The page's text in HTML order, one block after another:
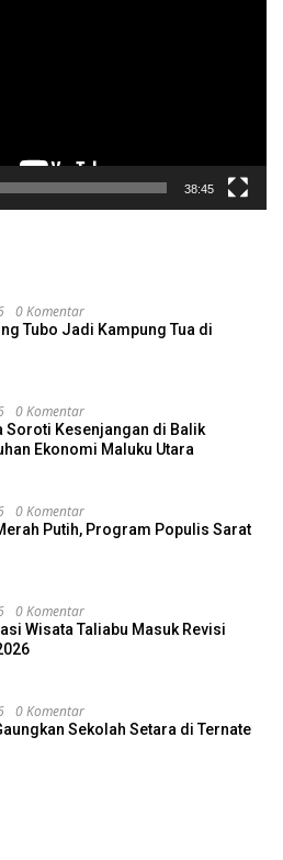
38:45
0 Komentar
Tubo Jadi Kampung Tua di
0 Komentar
Soroti Kesenjangan di Balik
Ekonomi Maluku Utara
0 Komentar
Putih, Program Populis Sarat
0 Komentar
Wisata Taliabu Masuk Revisi
0 Komentar
Sekolah Setara di Ternate